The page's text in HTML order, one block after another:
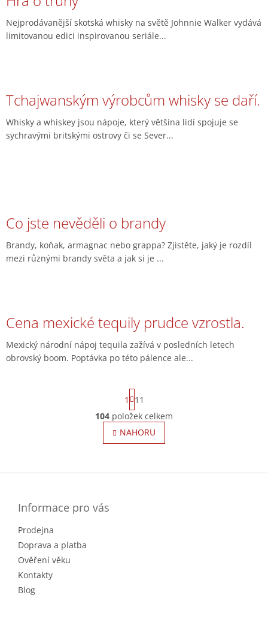
Nejprodávanější skotská whisky na světě Johnnie Walker vydává
limitovanou edici inspirovanou seriále...
Tchajwanským výrobcům whisky se daří.
Whisky a whiskey jsou nápoje, který většina lidí spojuje se
sychravými britskými ostrovy či se Sever...
Co jste nevěděli o brandy
Brandy, koňak, armagnac nebo grappa? Zjistěte, jaký je rozdíl
mezi různými brandy světa a jak si je ...
Cena mexické tequily prudce vzrostla.
Mexický národní nápoj tequila zažívá v posledních letech
obrovský boom. Poptávka po této pálence ale...
O
v
l
a
S
t
r
á
n
k
á
1
11
104 položek celkem
NAHORU
Informace pro vás
Prodejna
Doprava a platba
Ověření věku
Kontakty
Blog